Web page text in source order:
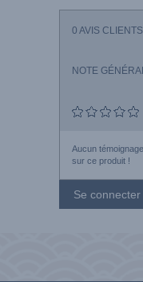
0 AVIS
NOTE
Aucun
sur ce produit !
Se